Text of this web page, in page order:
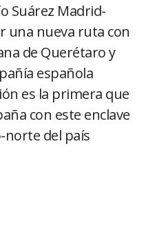
Suárez Madrid-
una nueva ruta con
de Querétaro y
española
es la primera que
con este enclave
norte del país